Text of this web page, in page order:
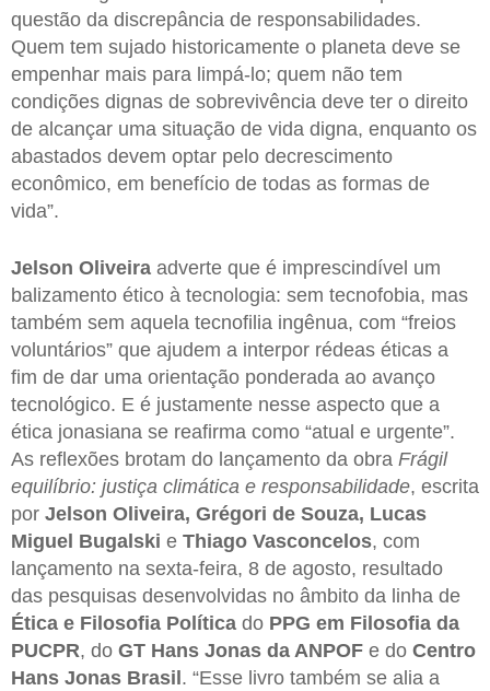
questão da discrepância de responsabilidades.
Quem tem sujado historicamente o planeta deve se
empenhar mais para limpá-lo; quem não tem
condições dignas de sobrevivência deve ter o direito
de alcançar uma situação de vida digna, enquanto os
abastados devem optar pelo decrescimento
econômico, em benefício de todas as formas de
vida”.
Jelson Oliveira adverte que é imprescindível um
balizamento ético à tecnologia: sem tecnofobia, mas
também sem aquela tecnofilia ingênua, com “freios
voluntários” que ajudem a interpor rédeas éticas a
fim de dar uma orientação ponderada ao avanço
tecnológico. E é justamente nesse aspecto que a
ética jonasiana se reafirma como “atual e urgente”.
As reflexões brotam do lançamento da obra Frágil
equilíbrio: justiça climática e responsabilidade, escrita
por Jelson Oliveira, Grégori de Souza, Lucas
Miguel Bugalski e Thiago Vasconcelos, com
lançamento na sexta-feira, 8 de agosto, resultado
das pesquisas desenvolvidas no âmbito da linha de
Ética e Filosofia Política do PPG em Filosofia da
PUCPR, do GT Hans Jonas da ANPOF e do Centro
Hans Jonas Brasil. “Esse livro também se alia a